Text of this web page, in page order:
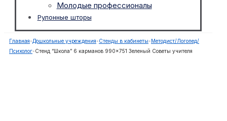
Молодые профессионалы
Рулонные шторы
Главная-Дошкольные учреждения-Стенды в кабинеты- Методист/Логопед/
Психолог-Стенд “Школа” 6 карманов 990×751 Зеленый Советы учителя